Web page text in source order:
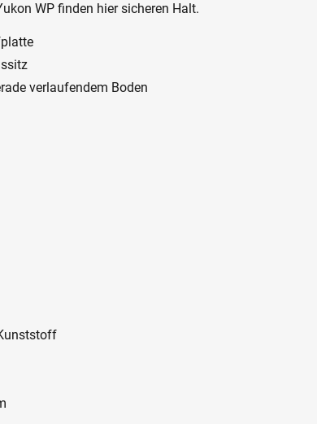
WP finden hier sicheren Halt.
verlaufendem Boden